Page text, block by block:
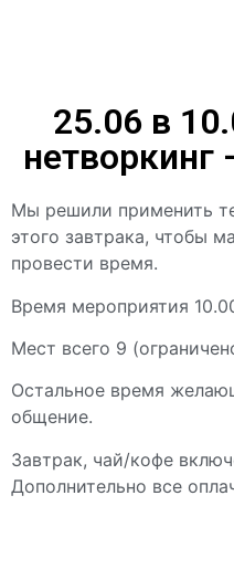
25.06 в
Мы решили применить
этого завтрака, чтобы
провести время.
Время мероприятия
Мест всего 9
Остальное время
общение.
Завтрак, чай/кофе
Дополнительно все